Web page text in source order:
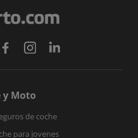
y Moto
de coche
para jovenes